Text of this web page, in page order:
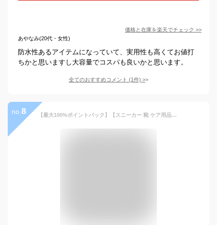
価格と在庫を楽天でチェック >>
あやなみ(20代・女性)
防水性あるアイテムになっていて、実用性も高くてお値打
ちかと思いますし大容量でコスパも良いかと思います。
全てのおすすめコメント (1件) >
no. 8 【最大100%ポイントバック】【スニーカー 靴 ケア用品】 マーキープレイヤー MARQUEE PLAYER For SNEAKER WATER+STAIN REPELLENT ＃01 [9012] スニーカー用 撥水撥油スプレー 日本製 420ml【西濃運輸配送・ラッピング不可】 正規取扱店